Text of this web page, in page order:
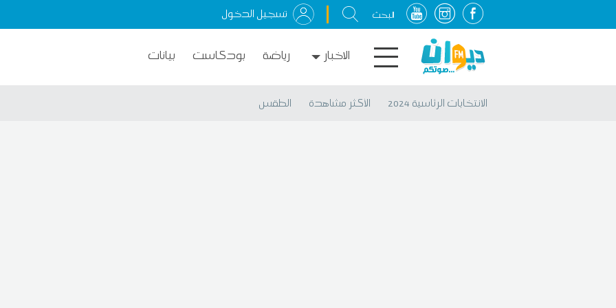
تسجيل الدخول
الاخبار رياضة بودكاست بيانات
الانتخابات الرئاسية 2024 الأكثر مشاهدة الطقس